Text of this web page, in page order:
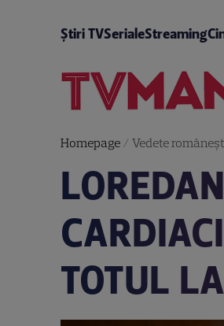
Știri TVSerialeStreaming
Homepage/ Vedete
TOTUL